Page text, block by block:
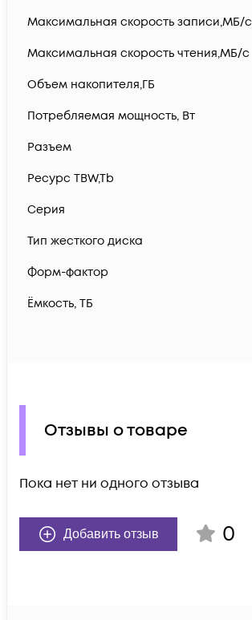
Максимальная скорость записи,МБ/с
Максимальная скорость чтения,МБ/с
Объем накопителя,ГБ
Потребляемая мощность, Вт
Разъем
Ресурс TBW,Tb
Серия
Тип жесткого диска
Форм-фактор
Ëмкость, ТБ
Отзывы о товаре
Пока нет ни одного отзыва
Добавить отзыв 0